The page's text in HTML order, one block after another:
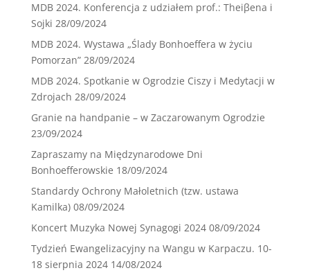
MDB 2024. Konferencja z udziałem prof.: Theiβena i
Sojki 28/09/2024
MDB 2024. Wystawa „Ślady Bonhoeffera w życiu
Pomorzan” 28/09/2024
MDB 2024. Spotkanie w Ogrodzie Ciszy i Medytacji w
Zdrojach 28/09/2024
Granie na handpanie – w Zaczarowanym Ogrodzie
23/09/2024
Zapraszamy na Międzynarodowe Dni
Bonhoefferowskie 18/09/2024
Standardy Ochrony Małoletnich (tzw. ustawa
Kamilka) 08/09/2024
Koncert Muzyka Nowej Synagogi 2024 08/09/2024
Tydzień Ewangelizacyjny na Wangu w Karpaczu. 10-
18 sierpnia 2024 14/08/2024